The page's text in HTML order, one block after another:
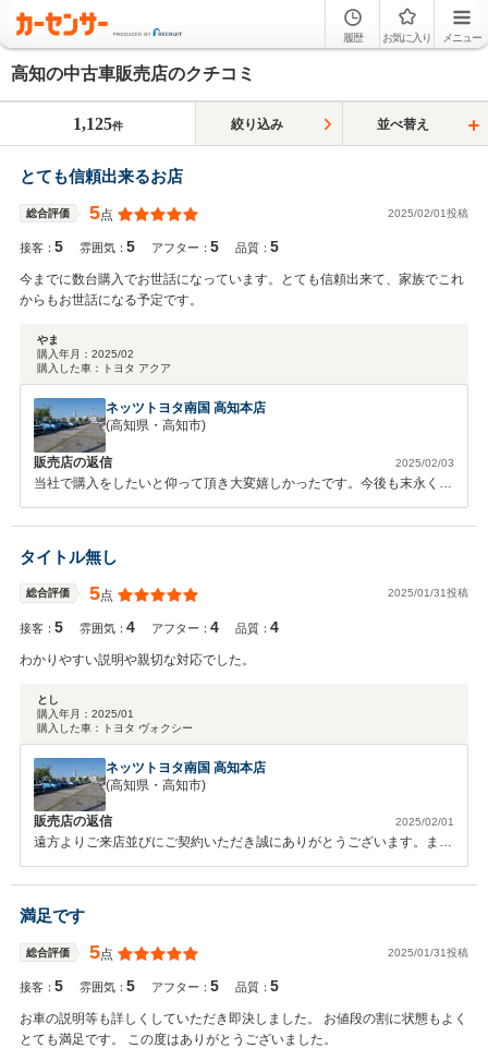
履歴 お気に入り メニュー
高知の中古車販売店のクチコミ
1,125件 絞り込み 並べ替え
とても信頼出来るお店
総合評価 5点 2025/02/01投稿
接客：5 雰囲気：5 アフター：5 品質：5
今までに数台購入でお世話になっています。とても信頼出来て、家族でこれ
からもお世話になる予定です。
やま
購入年月： 2025/02
購入した車：
トヨタ アクア
ネッツトヨタ南国 高知本店
(高知県・高知市)
販売店の返信 2025/02/03
当社で購入をしたいと仰って頂き大変嬉しかったです。今後も末永くよ
タイトル無し
総合評価 5点 2025/01/31投稿
接客：5 雰囲気：4 アフター：4 品質：4
わかりやすい説明や親切な対応でした。
とし
購入年月： 2025/01
購入した車：
トヨタ ヴォクシー
ネッツトヨタ南国 高知本店
(高知県・高知市)
販売店の返信 2025/02/01
遠方よりご来店並びにご契約いただき誠にありがとうございます。また
何かございましたらご連絡ください。これからもよろしくお願い致しま
す。
満足です
総合評価 5点 2025/01/31投稿
接客：5 雰囲気：5 アフター：5 品質：5
お車の説明等も詳しくしていただき即決しました。 お値段の割に状態もよく
とても満足です。 この度はありがとうございました。